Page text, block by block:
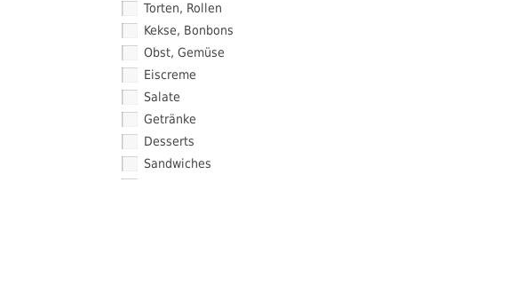
Torten, Rollen
Kekse, Bonbons
Obst, Gemüse
Eiscreme
Salate
Getränke
Desserts
Sandwiches